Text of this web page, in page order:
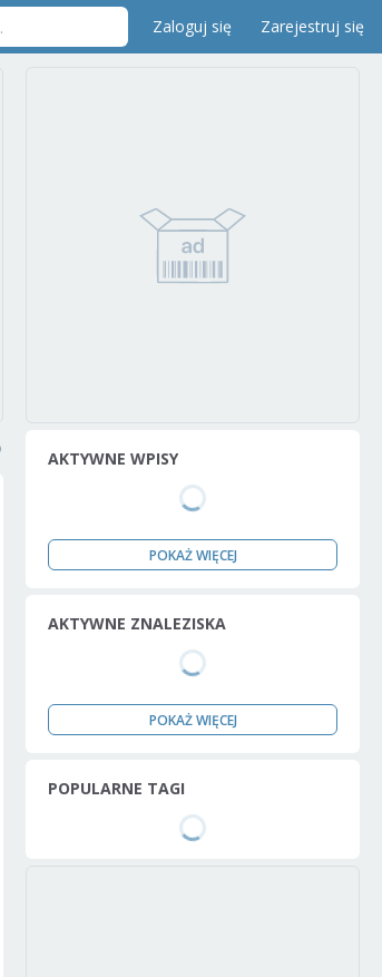
Zaloguj się Zarejestruj się
AKTYWNE WPISY
POKAŻ WIĘCEJ
AKTYWNE ZNALEZISKA
POKAŻ WIĘCEJ
POPULARNE TAGI